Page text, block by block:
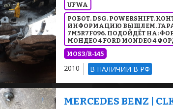
UFWA
РОБОТ. DSG. POWERSHIFT.
ИНФОРМАЦИЮ ВЫШЛЕМ.
7M5R7F096. ПОДОЙДЁТ НА:
МОНДЕО 4 FORD MONDEO 4
MOS3/R-145
2010 В НАЛИЧИИ В РФ
MERCEDES BENZ |